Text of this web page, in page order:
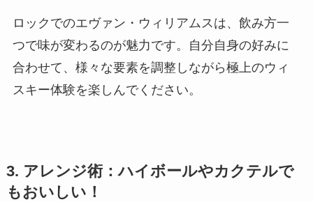
ロックでのエヴァン・ウィリアムスは、飲み方一
つで味が変わるのが魅力です。自分自身の好みに
合わせて、様々な要素を調整しながら極上のウィ
スキー体験を楽しんでください。
3. アレンジ術：ハイボールやカクテルで
もおいしい！